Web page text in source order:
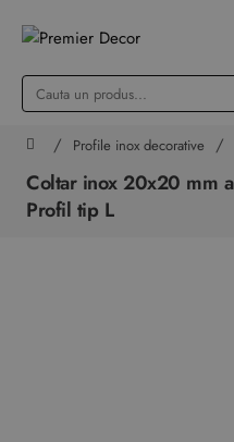
Cauta
produs...
Coltar inox 20x20 mm
Profil tip L
home
Profile inox decorative